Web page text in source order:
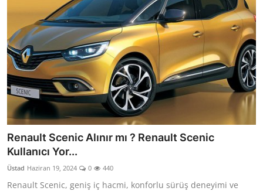
Renault Scenic Alınır mı ? Renault Scenic
Kullanıcı Yor...
Üstad Haziran 19, 2024 0 440
Renault Scenic, geniş iç hacmi, konforlu sürüş deneyimi ve